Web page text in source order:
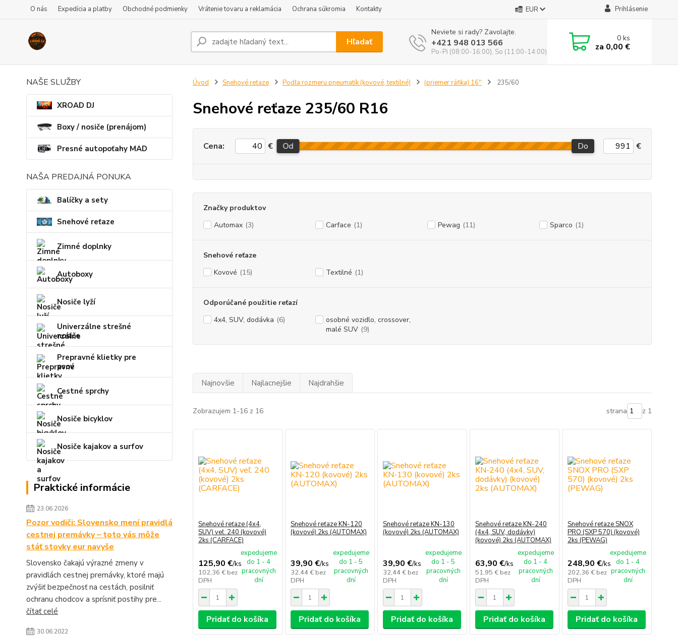
O nás Expedícia a platby Obchodné podmienky Vrátenie tovaru a reklamácia Ochrana súkromia Kontakty EUR Prihlásenie
Hľadať
Neviete si rady? Zavolajte.
+421 948 013 566
Po-Pi (08:00-16:00), So (11:00-14:00)
0ks
za 0,00 €
NAŠE SLUŽBY
XROAD DJ
Boxy / nosiče (prenájom)
Presné autopoťahy MAD
NAŠA PREDAJNÁ PONUKA
Balíčky a sety
Snehové reťaze
Zimné doplnky
Autoboxy
Nosiče lyží
Univerzálne strešné
nosiče
Prepravné klietky pre
psov
Cestné sprchy
Nosiče bicyklov
Nosiče kajakov a surfov
Praktické informácie
23.06.2026
Pozor vodiči: Slovensko mení pravidlá
cestnej premávky – toto vás môže
stáť stovky eur navyše
Slovensko čakajú výrazné zmeny v
pravidlách cestnej premávky, ktoré majú
zvýšiť bezpečnosť na cestách, posilniť
ochranu chodcov a sprísniť postihy pre...
čítať celé
30.06.2022
Úvod Snehové reťaze Podľa rozmeru pneumatík (kovové, textilné) (priemer ráfika) 16'' 235/60
Snehové reťaze 235/60 R16
Cena: € Od Do €
Značky produktov
Automax (3) Carface (1) Pewag (11) Sparco (1)
Snehové reťaze
Kovové (15) Textilné (1)
Odporúčané použitie reťazí
4x4, SUV, dodávka (6)
osobné vozidlo, crossover,
malé SUV (9)
Najnovšie Najlacnejšie Najdrahšie
Zobrazujem 1-16 z 16 strana z 1
Snehové reťaze (4x4,
SUV) veľ. 240 (kovové)
2ks (CARFACE)
125,90 €/ks
102,36 € bez
DPH
expedujeme
do 1 - 4
pracovných
dní
Pridať do košíka
Snehové reťaze KN-120
(kovové) 2ks (AUTOMAX)
39,90 €/ks
32,44 € bez
DPH
expedujeme
do 1 - 5
pracovných
dní
Pridať do košíka
Snehové reťaze KN-130
(kovové) 2ks (AUTOMAX)
39,90 €/ks
32,44 € bez
DPH
expedujeme
do 1 - 5
pracovných
dní
Pridať do košíka
Snehové reťaze KN-240
(4x4, SUV, dodávky)
(kovové) 2ks (AUTOMAX)
63,90 €/ks
51,95 € bez
DPH
expedujeme
do 1 - 4
pracovných
dní
Pridať do košíka
Snehové reťaze SNOX
PRO (SXP 570) (kovové)
2ks (PEWAG)
248,90 €/ks
202,36 € bez
DPH
expedujeme
do 1 - 4
pracovných
dní
Pridať do košíka